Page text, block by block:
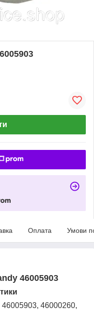
Оплата Умови
46005903
46000260,